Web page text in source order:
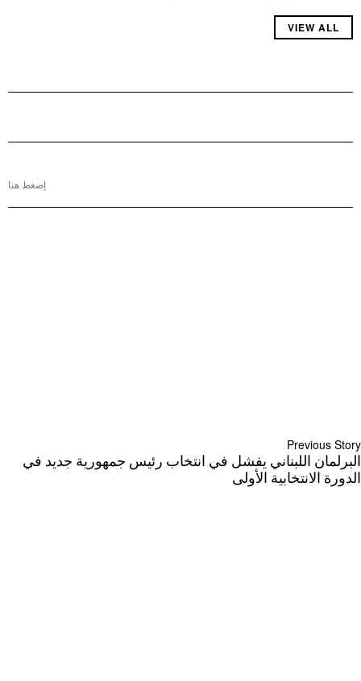
VIEW ALL
إضغط هنا
Previous Story
البرلمان اللبناني يفشل في انتخاب رئيس جمهورية جديد في
الدورة الانتخابية الأولى